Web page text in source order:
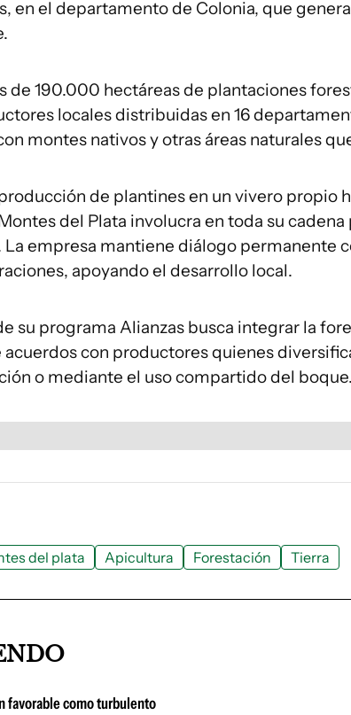
en el departamento de Colonia, que
de 190.000 hectáreas de plantaciones
locales distribuidas en 16
montes nativos y otras áreas naturales
de plantines en un vivero propio
del Plata involucra en toda su
La empresa mantiene diálogo permanente
apoyando el desarrollo local.
su programa Alianzas busca integrar la
con productores quienes
o mediante el uso compartido del
del plata Apicultura Forestación Tierra
favorable como turbulento